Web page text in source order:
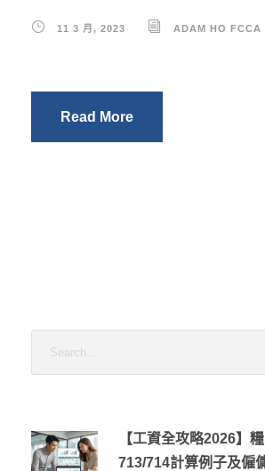
11 3 月, 2023 ADAM HO FCCA
Read More
【工資全攻略2026】
713/714計算例子及僱